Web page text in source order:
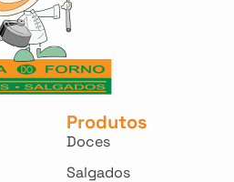
Produtos
Doces
Salgados